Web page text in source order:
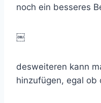
noch ein besseres
￼
desweiteren kann
hinzufügen, egal ob